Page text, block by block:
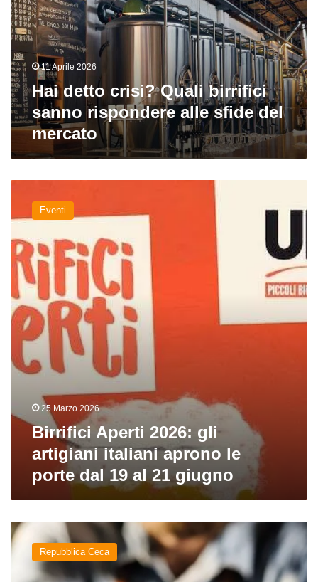
birrifici
sanno
rispondere
alle
sfide
del
mercato
11 Aprile 2026
Hai detto crisi? Quali birrifici
sanno rispondere alle sfide del
mercato
Aperti
2026:
artigiani
italiani
aprono
le
porte
dal
21
Eventi
25 Marzo 2026
Birrifici Aperti 2026: gli
artigiani italiani aprono le
porte dal 19 al 21 giugno
Fare
birra
Repubblica Ceca